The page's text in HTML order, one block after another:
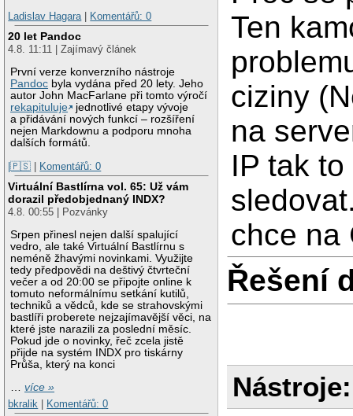
Ladislav Hagara | Komentářů: 0
20 let Pandoc
4.8. 11:11 | Zajímavý článek
První verze konverzního nástroje
Pandoc byla vydána před 20 lety. Jeho
autor John MacFarlane při tomto výročí
rekapituluje
jednotlivé etapy vývoje
a přidávání nových funkcí – rozšíření
nejen Markdownu a podporu mnoha
dalších formátů.
|🇵🇸 | Komentářů: 0
Virtuální Bastlírna vol. 65: Už vám
dorazil předobjednaný INDX?
4.8. 00:55 | Pozvánky
Srpen přinesl nejen další spalující
vedro, ale také Virtuální Bastlírnu s
neméně žhavými novinkami. Využijte
tedy předpovědi na deštivý čtvrteční
večer a od 20:00 se připojte online k
tomuto neformálnímu setkání kutilů,
techniků a vědců, kde se strahovskými
bastlíři proberete nejzajímavější věci, na
které jste narazili za poslední měsíc.
Pokud jde o novinky, řeč zcela jistě
přijde na systém INDX pro tiskárny
Průša, který na konci
…více »
bkralik
Komentářů: 0
Ten
ciziny
na
IP tak
chce na
Řešení
Nástroje: